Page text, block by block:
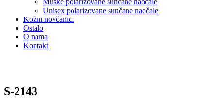
Unisex polarizovane sunčane naočale
Kožni novčanici
Ostalo
O nama
Kontakt
S-2143